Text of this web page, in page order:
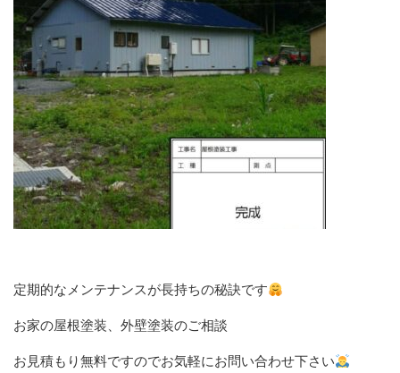
定期的なメンテナンスが長持ちの秘訣です
お家の屋根塗装、外壁塗装のご相談
お見積もり無料ですのでお気軽にお問い合わせ下さい